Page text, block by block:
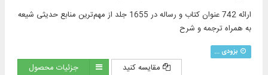
ارائه 742 عنوان کتاب و رساله در 1655 جلد از مهم‌ترین منابع حدیثی شیعه
به همراه ترجمه و شرح
بزودی ...
مقایسه کنید جزئیات محصول